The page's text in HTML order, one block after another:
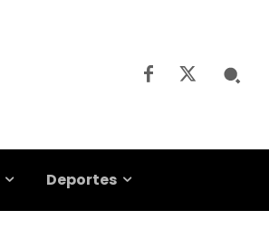
Deportes